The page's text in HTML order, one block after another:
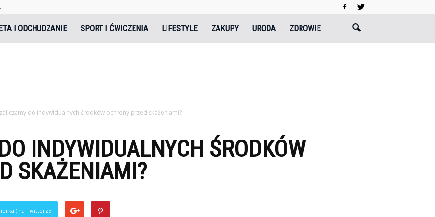
I ODCHUDZANIE SPORT I ĆWICZENIA LIFESTYLE ZAKUPY URODA ZDROWIE
do indywidualnych środków ochrony przed skażeniami?
INDYWIDUALNYCH ŚRODKÓW
SKAŻENIAMI?
na Twitterze